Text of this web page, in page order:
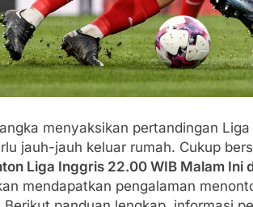
menyaksikan pertandingan
jauh-jauh keluar rumah. Cukup
Liga Inggris 22.00 WIB Malam Ini
mendapatkan pengalaman